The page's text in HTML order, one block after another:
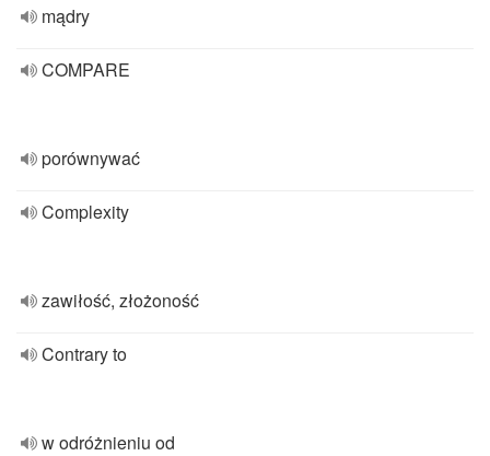
mądry
COMPARE
porównywać
Complexity
zawiłość, złożoność
Contrary to
w odróżnieniu od